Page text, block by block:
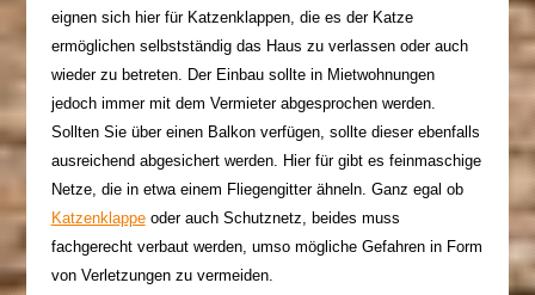
eignen sich hier für Katzenklappen, die es der Katze
ermöglichen selbstständig das Haus zu verlassen oder auch
wieder zu betreten. Der Einbau sollte in Mietwohnungen
jedoch immer mit dem Vermieter abgesprochen werden.
Sollten Sie über einen Balkon verfügen, sollte dieser ebenfalls
ausreichend abgesichert werden. Hier für gibt es feinmaschige
Netze, die in etwa einem Fliegengitter ähneln. Ganz egal ob
Katzenklappeoder auch Schutznetz, beides muss
fachgerecht verbaut werden, umso mögliche Gefahren in Form
von Verletzungen zu vermeiden.